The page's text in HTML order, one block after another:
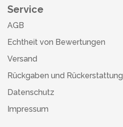
Service
AGB
Echtheit von Bewertungen
Versand
Rückgaben und Rückerstattung
Datenschutz
Impressum